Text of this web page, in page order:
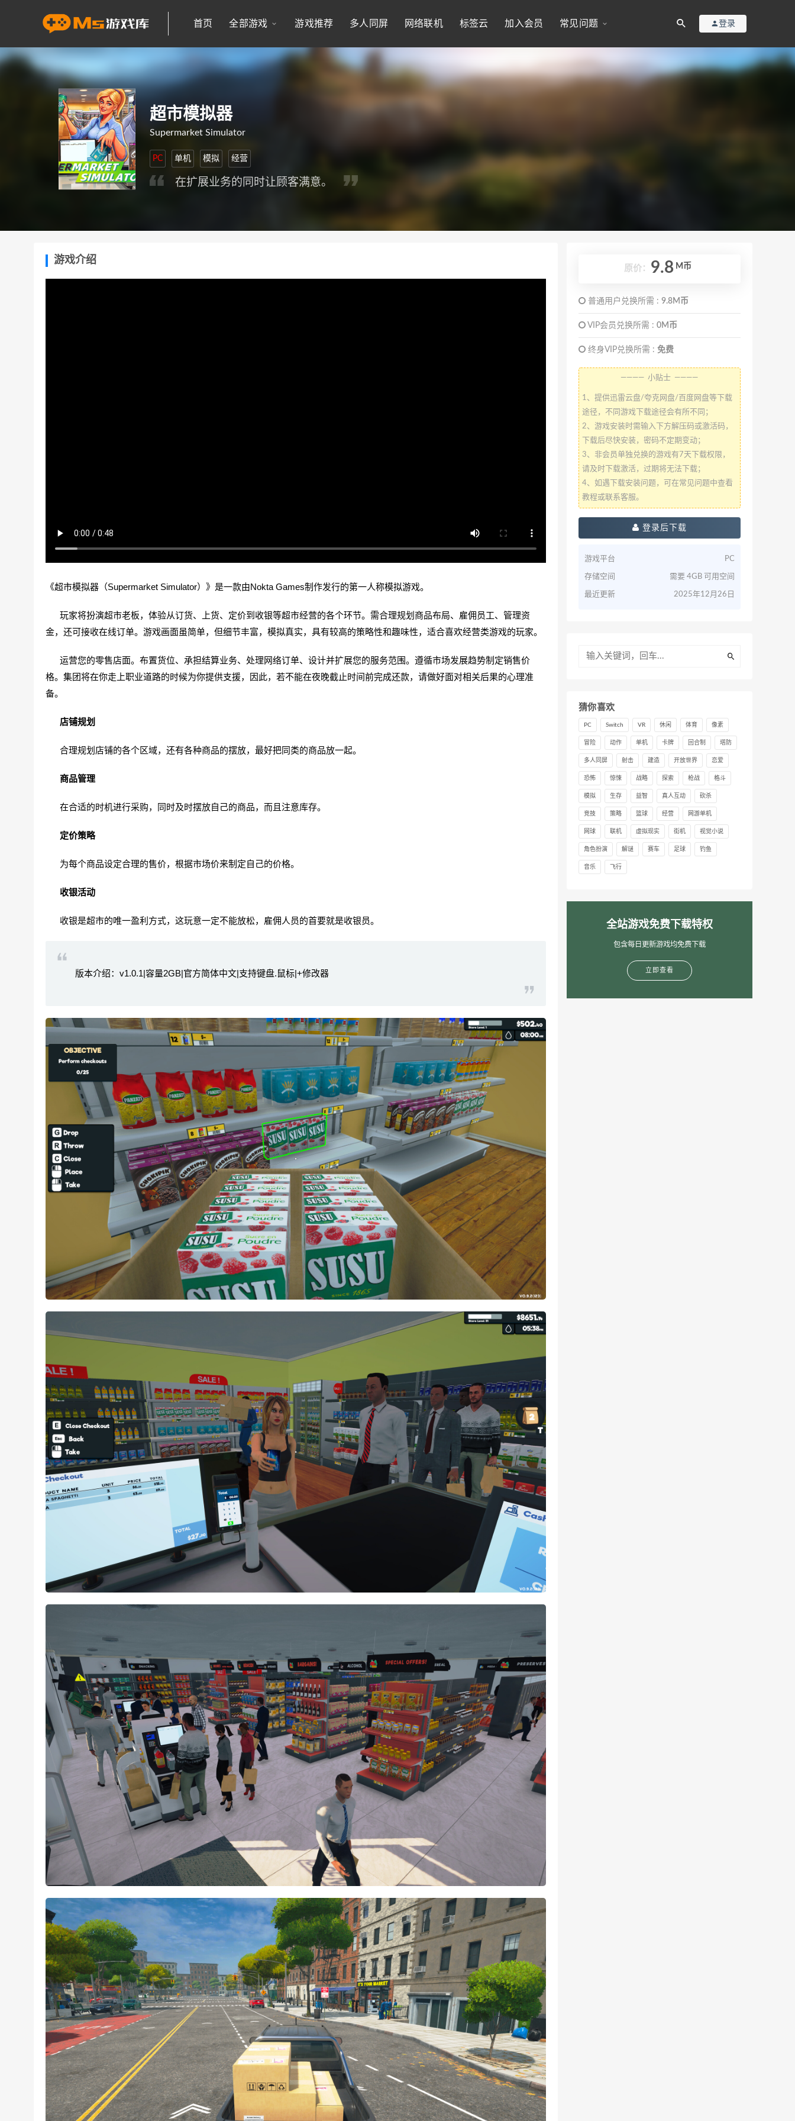
首页 全部游戏 游戏推荐 多人同屏 网络联机 标签云 加入会员 常见问题 登录
超市模拟器
Supermarket Simulator
PC 单机 模拟 经营
在扩展业务的同时让顾客满意。
游戏介绍
《超市模拟器（Supermarket Simulator）》是一款由Nokta Games制作发行的第一人称模拟游戏。
玩家将扮演超市老板，体验从订货、上货、定价到收银等超市经营的各个环节。需合理规划商品布局、雇佣员工、管理资
金，还可接收在线订单。游戏画面虽简单，但细节丰富，模拟真实，具有较高的策略性和趣味性，适合喜欢经营类游戏的玩家。
运营您的零售店面。布置货位、承担结算业务、处理网络订单、设计并扩展您的服务范围。遵循市场发展趋势制定销售价
格。集团将在你走上职业道路的时候为你提供支援，因此，若不能在夜晚截止时间前完成还款，请做好面对相关后果的心理准
备。
店铺规划
合理规划店铺的各个区域，还有各种商品的摆放，最好把同类的商品放一起。
商品管理
在合适的时机进行采购，同时及时摆放自己的商品，而且注意库存。
定价策略
为每个商品设定合理的售价，根据市场价来制定自己的价格。
收银活动
收银是超市的唯一盈利方式，这玩意一定不能放松，雇佣人员的首要就是收银员。
版本介绍：v1.0.1|容量2GB|官方简体中文|支持键盘.鼠标|+修改器
原价： 9.8 M币
普通用户兑换所需 : 9.8M币
VIP会员兑换所需 : 0M币
终身VIP兑换所需 : 免费
———— 小贴士 ————
1、提供迅雷云盘/夸克网盘/百度网盘等下载
途径，不同游戏下载途径会有所不同；
2、游戏安装时需输入下方解压码或激活码，
下载后尽快安装，密码不定期变动；
3、非会员单独兑换的游戏有7天下载权限，
请及时下载激活，过期将无法下载；
4、如遇下载安装问题，可在常见问题中查看
教程或联系客服。
登录后下载
游戏平台 PC
存储空间 需要 4GB 可用空间
最近更新 2025年12月26日
猜你喜欢
PC Switch VR 休闲 体育 像素
冒险 动作 单机 卡牌 回合制 塔防
多人同屏 射击 建造 开放世界 恋爱
恐怖 惊悚 战略 探索 枪战 格斗
模拟 生存 益智 真人互动 砍杀
竞技 策略 篮球 经营 网游单机
网球 联机 虚拟现实 街机 视觉小说
角色扮演 解谜 赛车 足球 钓鱼
音乐 飞行
全站游戏免费下载特权
包含每日更新游戏均免费下载
立即查看